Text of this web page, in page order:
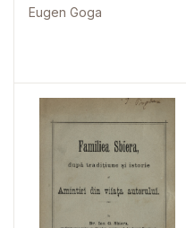
Eugen Goga